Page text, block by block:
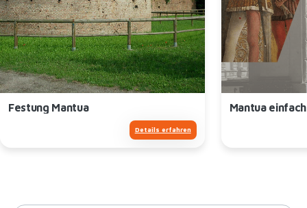
Festung Mantua
Details erfahren
Mantua